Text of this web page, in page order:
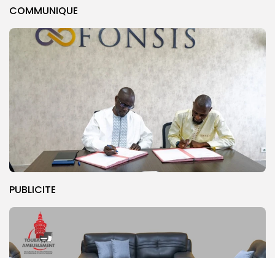
COMMUNIQUE
PUBLICITE